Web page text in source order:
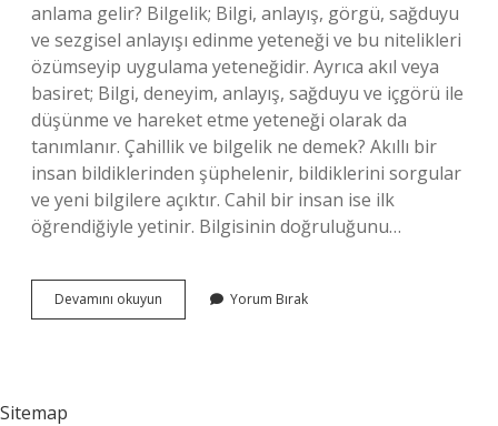
anlama gelir? Bilgelik; Bilgi, anlayış, görgü, sağduyu
ve sezgisel anlayışı edinme yeteneği ve bu nitelikleri
özümseyip uygulama yeteneğidir. Ayrıca akıl veya
basiret; Bilgi, deneyim, anlayış, sağduyu ve içgörü ile
düşünme ve hareket etme yeteneği olarak da
tanımlanır. Çahillik ve bilgelik ne demek? Akıllı bir
insan bildiklerinden şüphelenir, bildiklerini sorgular
ve yeni bilgilere açıktır. Cahil bir insan ise ilk
öğrendiğiyle yetinir. Bilgisinin doğruluğunu…
Devamını okuyun
Bilgelik
Yorum Bırak
Sitemap